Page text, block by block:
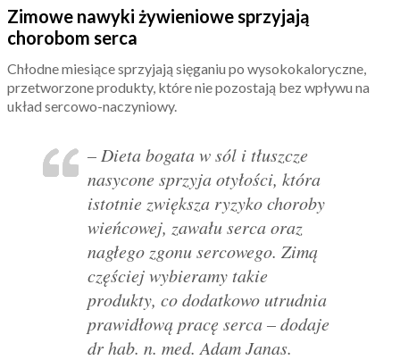
Zimowe nawyki żywieniowe sprzyjają
chorobom serca
Chłodne miesiące sprzyjają sięganiu po wysokokaloryczne,
przetworzone produkty, które nie pozostają bez wpływu na
układ sercowo-naczyniowy.
– Dieta bogata w sól i tłuszcze
nasycone sprzyja otyłości, która
istotnie zwiększa ryzyko choroby
wieńcowej, zawału serca oraz
nagłego zgonu sercowego. Zimą
częściej wybieramy takie
produkty, co dodatkowo utrudnia
prawidłową pracę serca – dodaje
dr hab. n. med. Adam Janas.